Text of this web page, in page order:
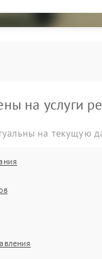
на услуги
на текущую